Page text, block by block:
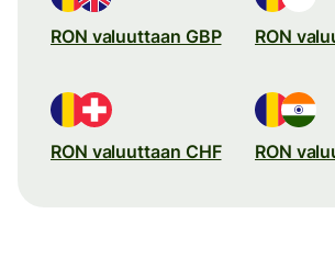
RON valuuttaan GBP RON
RON valuuttaan CHF RON